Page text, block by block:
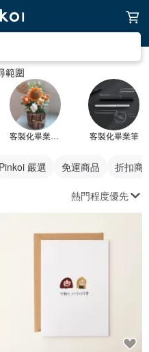
範圍
客製化畢業花束 客製化畢業筆
Pinkoi 嚴選 免運商品 折扣商
熱門程度優先